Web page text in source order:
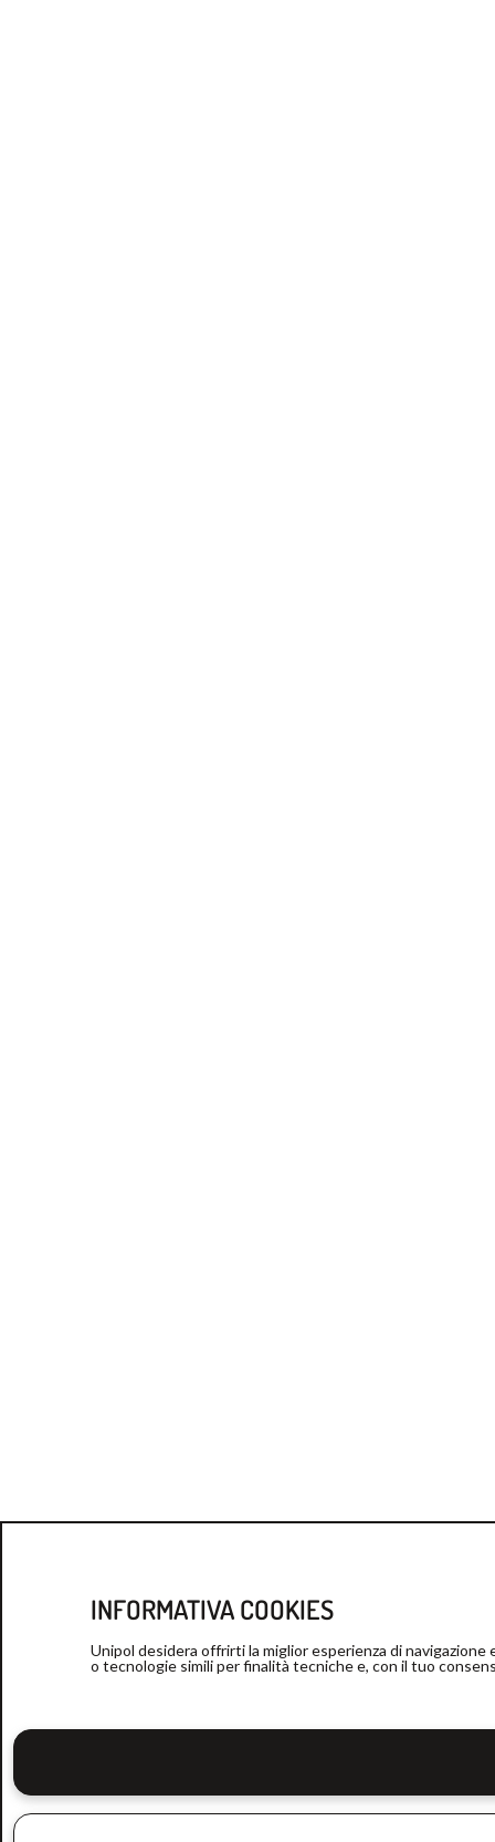
INFORMATIVA COOKIES
Unipol desidera offrirti la miglior esperienza di
o tecnologie simili per finalità tecniche e, con il tuo